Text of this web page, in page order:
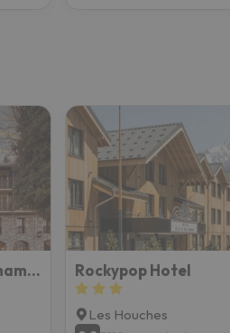
Ibis Styles Les Houches Chamonix Rockypop Hotel
Les Houches